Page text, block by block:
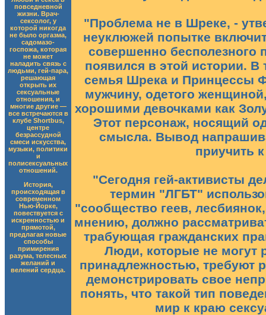
повседневной
жизни. Врач-
сексолог, у
которой никогда
не было оргазма,
садомазо-
госпожа, которая
не может
наладить связь с
людьми, гей-пара,
решающая
открыть их
сексуальные
отношения, и
многие другие —
все встречаются в
клубе Shortbus,
центре
безрассудной
смеси искусства,
музыки, политики
и
полисексуальных
отношений.
История,
происходящая в
современном
Нью-Йорке,
повествуется с
искренностью и
прямотой,
предлагая новые
способы
примирения
разума, телесных
желаний и
велений сердца.
"Проблема не в Шреке, -
неуклюжей попытке
совершенно бесполезного
появился в этой истории.
семья Шрека и Принцессы
мужчину, одетого
хорошими девочками как
Этот персонаж, носящий
смысла. Вывод
приучить
"Сегодня гей-активисты
термин "ЛГБТ"
"сообщество геев,
мнению, должно
трабующая гражданских
Люди, которые не могут
принадлежностью, требуют
демонстрировать свое
понять, что такой тип
мир к краю